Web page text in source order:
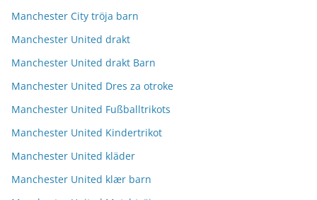
Manchester City tröja barn
Manchester United drakt
Manchester United drakt Barn
Manchester United Dres za otroke
Manchester United Fußballtrikots
Manchester United Kindertrikot
Manchester United kläder
Manchester United klær barn